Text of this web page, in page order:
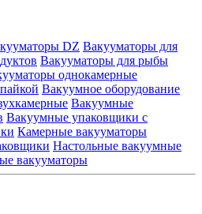
DZ Вакууматоры для
Вакууматоры для рыбы
однокамерные
Вакуумное оборудование
Вакуумные
Вакуумные упаковщики с
Камерные вакууматоры
Настольные вакуумные
вакууматоры